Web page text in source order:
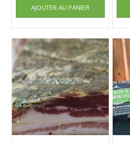
AJOUTER AU PANIER